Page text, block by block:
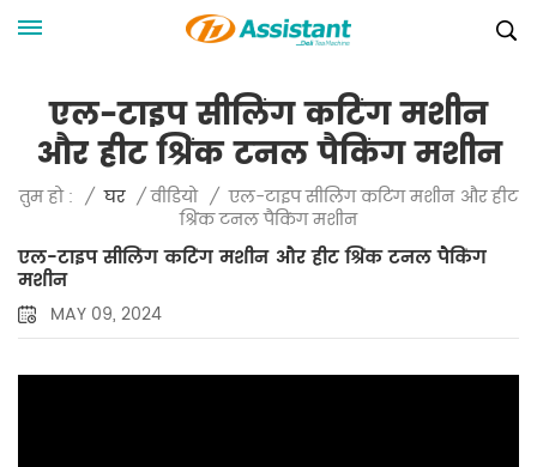
एल-टाइप सीलिंग कटिंग मशीन
और हीट श्रिंक टनल पैकिंग मशीन
तुम हो : / घर / वीडियो / एल-टाइप सीलिंग कटिंग मशीन और हीट
श्रिंक टनल पैकिंग मशीन
एल-टाइप सीलिंग कटिंग मशीन और हीट श्रिंक टनल पैकिंग
मशीन
MAY 09, 2024